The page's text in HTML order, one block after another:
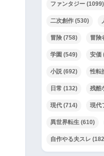
ファンタジー (1099)
二次創作 (530)
冒険 (758) 冒険
学園 (549) 安価
小説(692) 性転
日常 (132) 残酷
現代 (714) 現代
異世界転生 (610)
自作やる夫スレ